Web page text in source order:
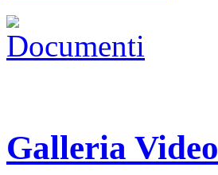
Galleria Video